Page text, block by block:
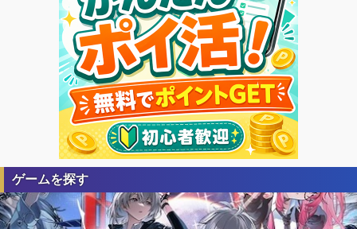
ゲームを探す